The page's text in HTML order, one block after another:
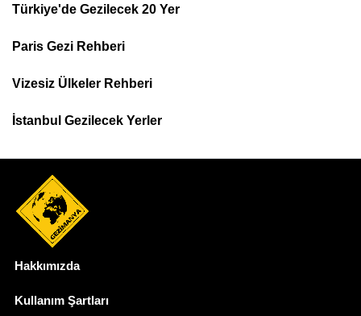
Top
Menu
Türkiye'de Gezilecek 20 Yer
Paris Gezi Rehberi
Vizesiz Ülkeler Rehberi
İstanbul Gezilecek Yerler
Hakkımızda
Kullanım Şartları